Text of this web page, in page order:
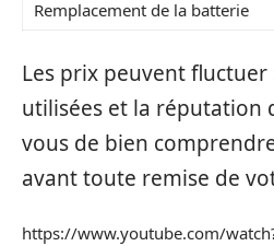
Remplacement de la batterie
Les prix peuvent fluctuer
utilisées et la réputation
vous de bien
avant toute remise de
https://www.youtube.com/